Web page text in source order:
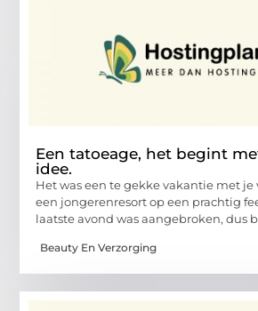
Een tatoeage, het begint
idee.
Het was een te gekke vakantie met
een jongerenresort op een prachtig
laatste avond was aangebroken, dus
Beauty En Verzorging